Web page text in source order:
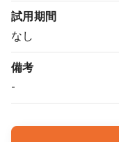
試用期間
なし
備考
-